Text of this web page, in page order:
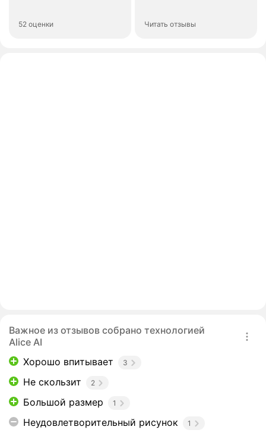
52 оценки Читать отзывы
Важное из отзывов собрано технологией
Alice AI
Хорошо впитывает
3
Не скользит 2
Большой размер 1
Неудовлетворительный рисунок 1